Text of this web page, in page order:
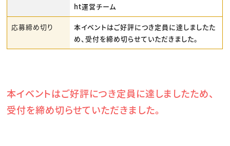
ht運営チーム
応募締め切り
本イベントはご好評につき定員に達しましたた
め、受付を締め切らせていただきました。
本イベントはご好評につき定員に達しましたため、
受付を締め切らせていただきました。